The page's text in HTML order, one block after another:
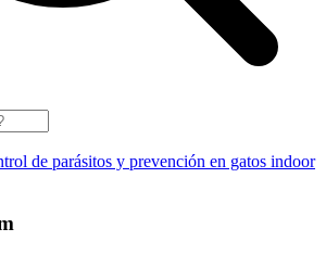
de parásitos y prevención en gatos indoor